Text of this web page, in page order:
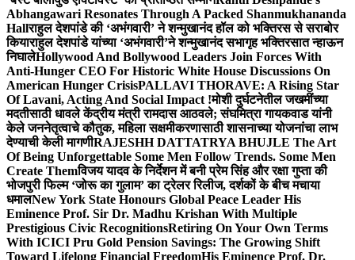
Abhangawari Resonates Through A Packed Shanmukhananda
Hallराहुल देशपांडे की ‘अभंगवारी’ ने शन्मुखानंद हॉल को भक्तिरस से सराबोर
कियाराहुल देशपांडे यांच्या ‘अभंगवारी’ने शन्मुखानंद सभागृह भक्तिरसात न्हाऊन
निघालेHollywood And Bollywood Leaders Join Forces With
Anti-Hunger CEO For Historic White House Discussions On
American Hunger CrisisPALLAVI THORAVE: A Rising Star
Of Lavani, Acting And Social Impact !मोशी दुर्घटनेतील जखमींच्या
मदतीसाठी धावले केंद्रीय मंत्री रामदास आठवले; संघमित्रा गायकवाड यांनी
केले जननेतृत्वाचे कौतुक, महिला सक्षमीकरणासाठी शासनाच्या योजनांचा लाभ
देण्याची केली मागणीRAJESHH DATTATRYA BHUJLE The Art
Of Being Unforgettable Some Men Follow Trends. Some Men
Create Themविजय यादव के निर्देशन में बनी प्रेम सिंह और रक्षा गुप्ता की
भोजपुरी फिल्म ‘जोरू का गुलाम’ का ट्रेलर रिलीज, दर्शकों के बीच मचाया
धमालNew York State Honours Global Peace Leader His
Eminence Prof. Sir Dr. Madhu Krishan With Multiple
Prestigious Civic RecognitionsRetiring On Your Own Terms
With ICICI Pru Gold Pension Savings: The Growing Shift
Toward Lifelong Financial FreedomHis Eminence Prof. Dr.